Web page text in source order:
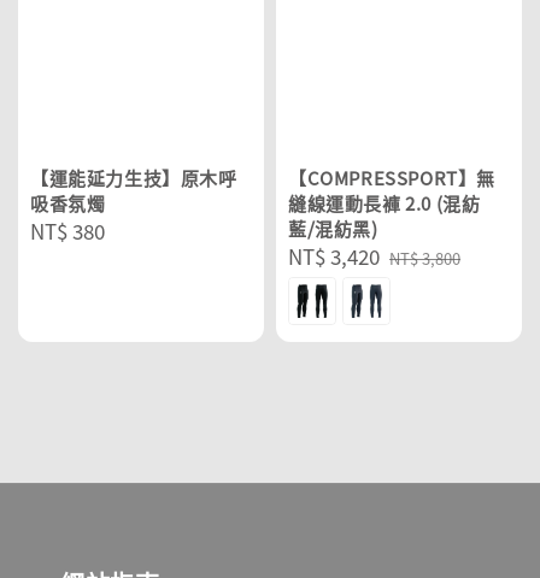
【運能延力生技】原木呼
吸香氛燭
Regular
NT$ 380
【COMPRESSPORT】無
縫線運動長褲 2.0 (混紡
藍/混紡黑)
Sale
price
NT$ 3,420 Regular
NT$ 3,800